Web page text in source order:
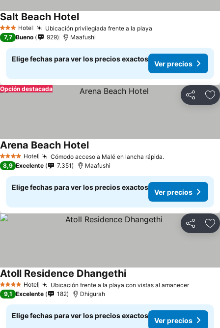
3 Estrellas
Hotel Ubicación privilegiada frente a la playa
Salt Beach Hotel
7,7 Bueno 929 Maafushi
Elige fechas para ver los precios exactos
Ver precios
Compartir
Opción destacada
4 EstrellasHotel Cómodo acceso a Malé en lancha rápida.
Arena Beach Hotel
8,9 Excelente 7.351 Maafushi
Elige fechas para ver los precios exactos
Ver precios
Compartir
4 EstrellasHotel Ubicación frente a la playa con vistas al amanecer
Atoll Residence Dhangethi
9,1 Excelente 182 Dhigurah
Elige fechas para ver los precios exactos
Ver precios